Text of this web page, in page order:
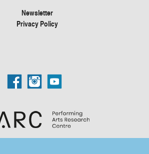
Newsletter
Privacy Policy